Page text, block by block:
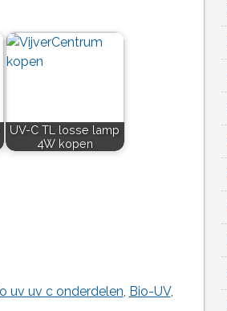
UV-C TL losse lamp
4W kopen
uv uv c onderdelen, Bio-UV,